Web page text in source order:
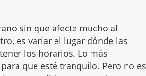
sin que afecte mucho al
es variar el lugar dónde las
los horarios. Lo más
que esté tranquilo. Pero no es